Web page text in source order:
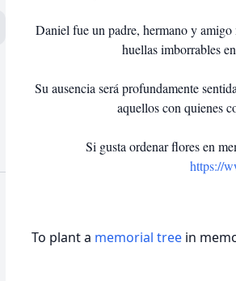
Daniel fue un padre, hermano y
huellas imborrables
Su ausencia será profundamente
aquellos con quienes
Si gusta ordenar flores en
https://
To plant a memorial tree in